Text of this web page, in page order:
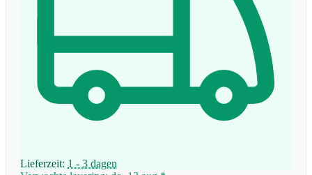
Lieferzeit: 1 - 3 dagen